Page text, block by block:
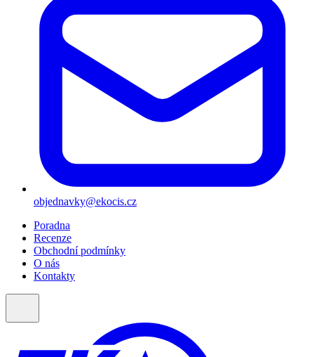
objednavky@ekocis.cz
Poradna
Recenze
Obchodní podmínky
O nás
Kontakty